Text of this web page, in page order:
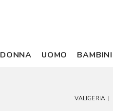
DONNA UOMO BAMBINI
VALIGERIA |